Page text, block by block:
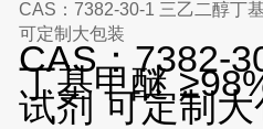
CAS：7382-30-1 三乙二醇丁基甲醚 ≥98% (GC) 国华试剂
可定制大包装
CAS：7382-
丁基甲醚
试剂 可定制大